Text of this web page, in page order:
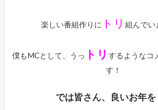
楽しい番組作りに トリ 組んでい
僕もMCとして、うっ トリ するようなコ
す！
では皆さん、良いお年